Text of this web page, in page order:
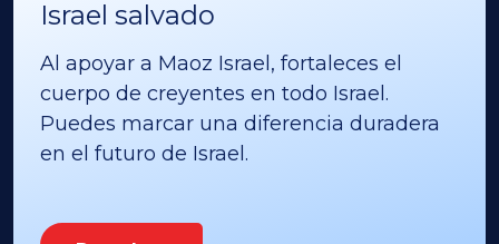
Israel salvado
Al apoyar a Maoz Israel, fortaleces el
cuerpo de creyentes en todo Israel.
Puedes marcar una diferencia duradera
en el futuro de Israel.